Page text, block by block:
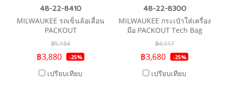
48-22-8410
MILWAUKEE รถเข็นล้อเลื่อน
PACKOUT
฿5,184
฿3,880 -25%
เปรียบเทียบ
48-22-8300
MILWAUKEE กระเป๋าใส่เครื่อง
มือ PACKOUT Tech Bag
฿4,917
฿3,680 -25%
เปรียบเทียบ